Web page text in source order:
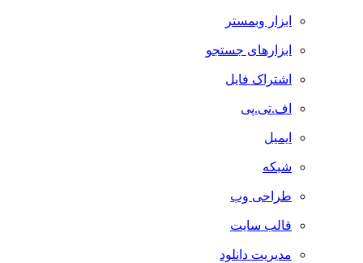
ابزار وبمستر
ابزارهای جستجو
اشتراک فایل
اف.تی.پی
ایمیل
شبکه
طراحی وب
قالب سایت
مدیریت دانلود